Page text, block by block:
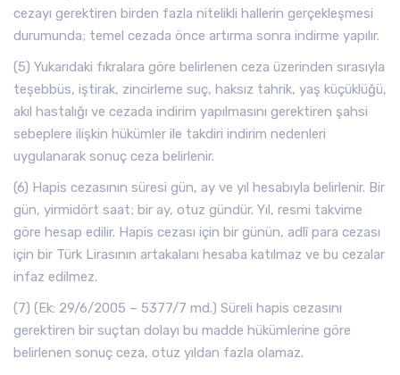
cezayı gerektiren birden fazla nitelikli hallerin gerçekleşmesi
durumunda; temel cezada önce artırma sonra indirme yapılır.
(5) Yukarıdaki fıkralara göre belirlenen ceza üzerinden sırasıyla
teşebbüs, iştirak, zincirleme suç, haksız tahrik, yaş küçüklüğü,
akıl hastalığı ve cezada indirim yapılmasını gerektiren şahsi
sebeplere ilişkin hükümler ile takdiri indirim nedenleri
uygulanarak sonuç ceza belirlenir.
(6) Hapis cezasının süresi gün, ay ve yıl hesabıyla belirlenir. Bir
gün, yirmidört saat; bir ay, otuz gündür. Yıl, resmi takvime
göre hesap edilir. Hapis cezası için bir günün, adlî para cezası
için bir Türk Lirasının artakalanı hesaba katılmaz ve bu cezalar
infaz edilmez.
(7) (Ek: 29/6/2005 – 5377/7 md.) Süreli hapis cezasını
gerektiren bir suçtan dolayı bu madde hükümlerine göre
belirlenen sonuç ceza, otuz yıldan fazla olamaz.